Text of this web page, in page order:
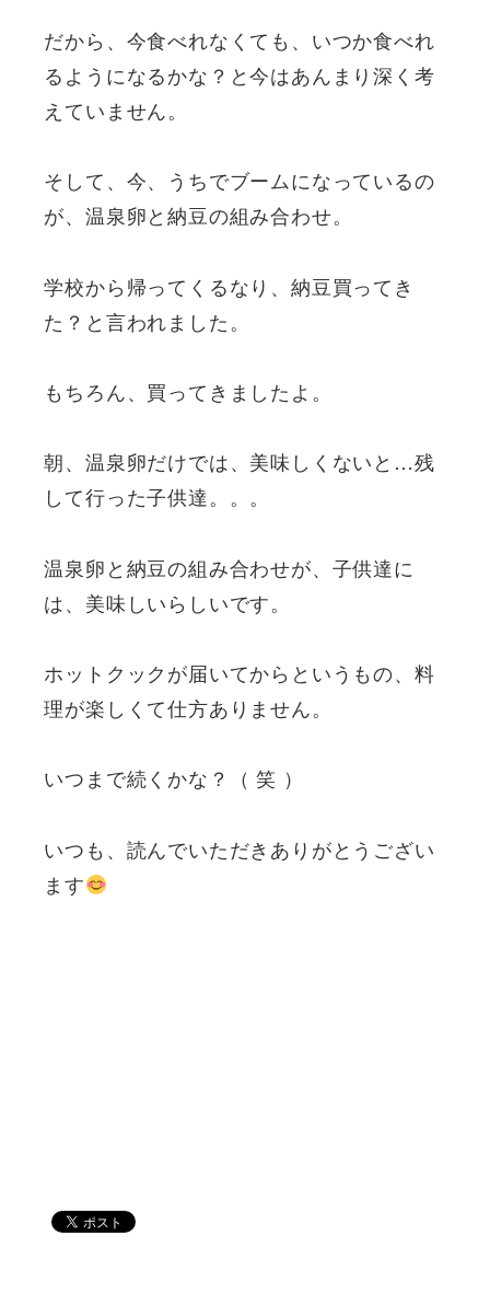
だから、今食べれなくても、いつか食べれ
るようになるかな？と今はあんまり深く考
えていません。
そして、今、うちでブームになっているの
が、温泉卵と納豆の組み合わせ。
学校から帰ってくるなり、納豆買ってき
た？と言われました。
もちろん、買ってきましたよ。
朝、温泉卵だけでは、美味しくないと…残
して行った子供達。。。
温泉卵と納豆の組み合わせが、子供達に
は、美味しいらしいです。
ホットクックが届いてからというもの、料
理が楽しくて仕方ありません。
いつまで続くかな？（ 笑 ）
いつも、読んでいただきありがとうござい
ます